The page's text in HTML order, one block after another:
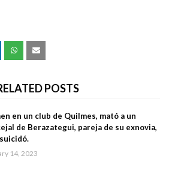
POSTS
en un club de Quilmes, mató a un
de Berazategui, pareja de su exnovia,
14, 2023